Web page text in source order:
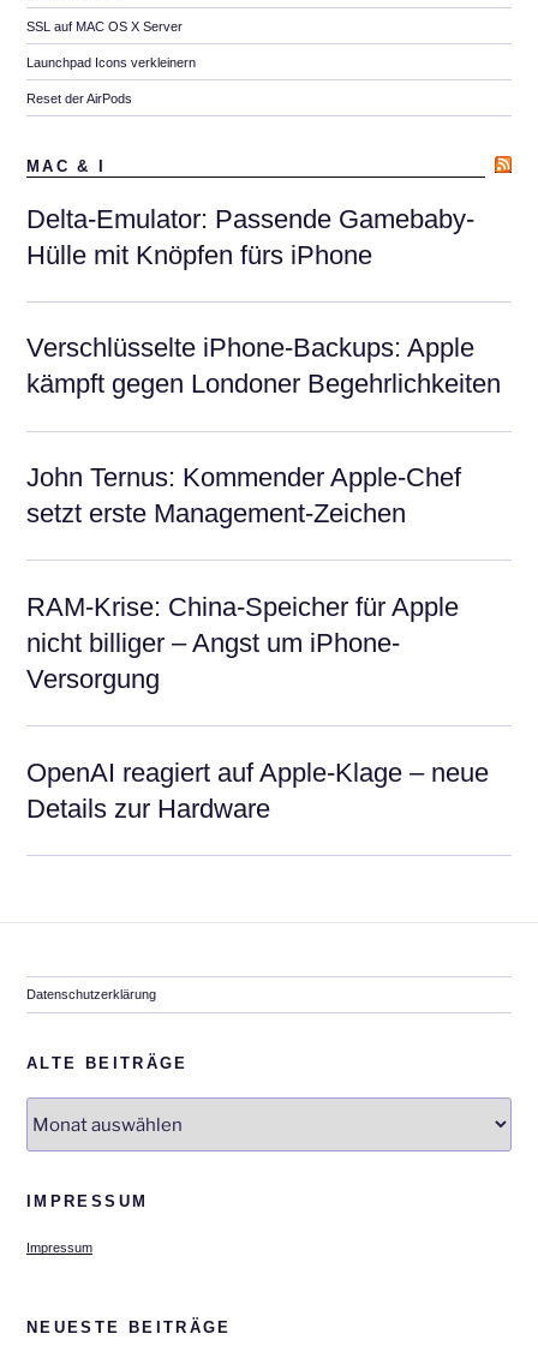
SSL auf MAC OS X Server
Launchpad Icons verkleinern
Reset der AirPods
MAC & I
Delta-Emulator: Passende Gamebaby-
Hülle mit Knöpfen fürs iPhone
Verschlüsselte iPhone-Backups: Apple
kämpft gegen Londoner Begehrlichkeiten
John Ternus: Kommender Apple-Chef
setzt erste Management-Zeichen
RAM-Krise: China-Speicher für Apple
nicht billiger – Angst um iPhone-
Versorgung
OpenAI reagiert auf Apple-Klage – neue
Details zur Hardware
Datenschutzerklärung
ALTE BEITRÄGE
Beiträge
IMPRESSUM
Impressum
NEUESTE BEITRÄGE